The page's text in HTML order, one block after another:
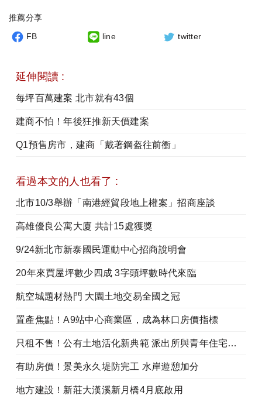
推薦分享
FB line twitter
延伸閱讀 :
每坪百萬建案 北市就有43個
建商不怕！年後狂推新天價建案
Q1預售房市，建商「戴著鋼盔往前衝」
看過本文的人也看了 :
北市10/3舉辦「南港經貿段地上權案」招商座談
高雄優良公寓大廈 共計15處獲獎
9/24新北市新泰國民運動中心招商說明會
20年來買屋坪數少四成 3字頭坪數時代來臨
航空城題材熱門 大園土地交易全國之冠
置產焦點！A9站中心商業區，成為林口房價指標
只租不售！公有土地活化新典範 派出所與青年住宅共構
有助房價！景美永久堤防完工 水岸遊憩加分
地方建設！新莊大漢溪新月橋4月底啟用